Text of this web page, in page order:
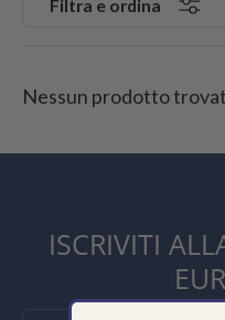
Filtra e ordina
Nessun prodotto
ISCRIVITI